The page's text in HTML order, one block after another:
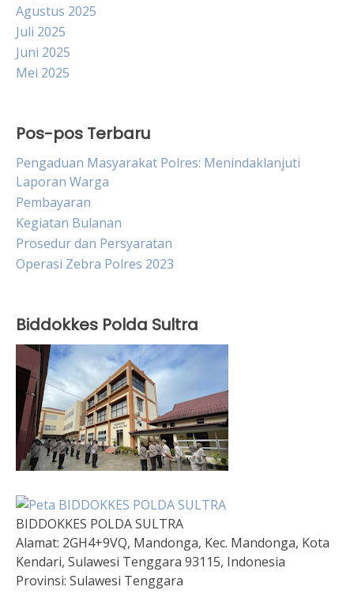
Agustus 2025
Juli 2025
Juni 2025
Mei 2025
Pos-pos Terbaru
Pengaduan Masyarakat Polres: Menindaklanjuti
Laporan Warga
Pembayaran
Kegiatan Bulanan
Prosedur dan Persyaratan
Operasi Zebra Polres 2023
Biddokkes Polda Sultra
BIDDOKKES POLDA SULTRA
Alamat: 2GH4+9VQ, Mandonga, Kec. Mandonga, Kota
Kendari, Sulawesi Tenggara 93115, Indonesia
Provinsi: Sulawesi Tenggara